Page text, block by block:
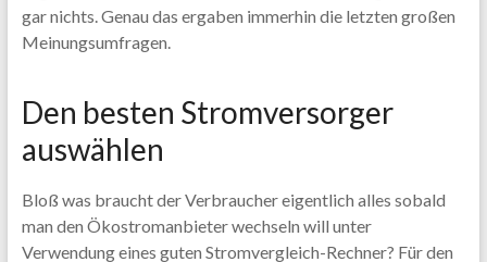
gar nichts. Genau das ergaben immerhin die letzten großen
Meinungsumfragen.
Den besten Stromversorger
auswählen
Bloß was braucht der Verbraucher eigentlich alles sobald
man den Ökostromanbieter wechseln will unter
Verwendung eines guten Stromvergleich-Rechner? Für den